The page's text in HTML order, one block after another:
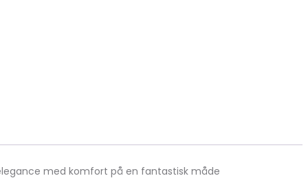
med komfort på en fantastisk måde